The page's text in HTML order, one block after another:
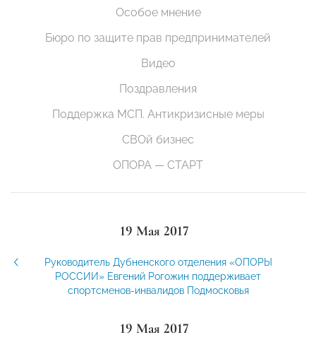
Особое мнение
Бюро по защите прав предпринимателей
Видео
Поздравления
Поддержка МСП. Антикризисные меры
СВОй бизнес
ОПОРА — СТАРТ
19 Мая 2017
Руководитель Дубненского отделения «ОПОРЫ
РОССИИ» Евгений Рогожин поддерживает
спортсменов-инвалидов Подмосковья
19 Мая 2017